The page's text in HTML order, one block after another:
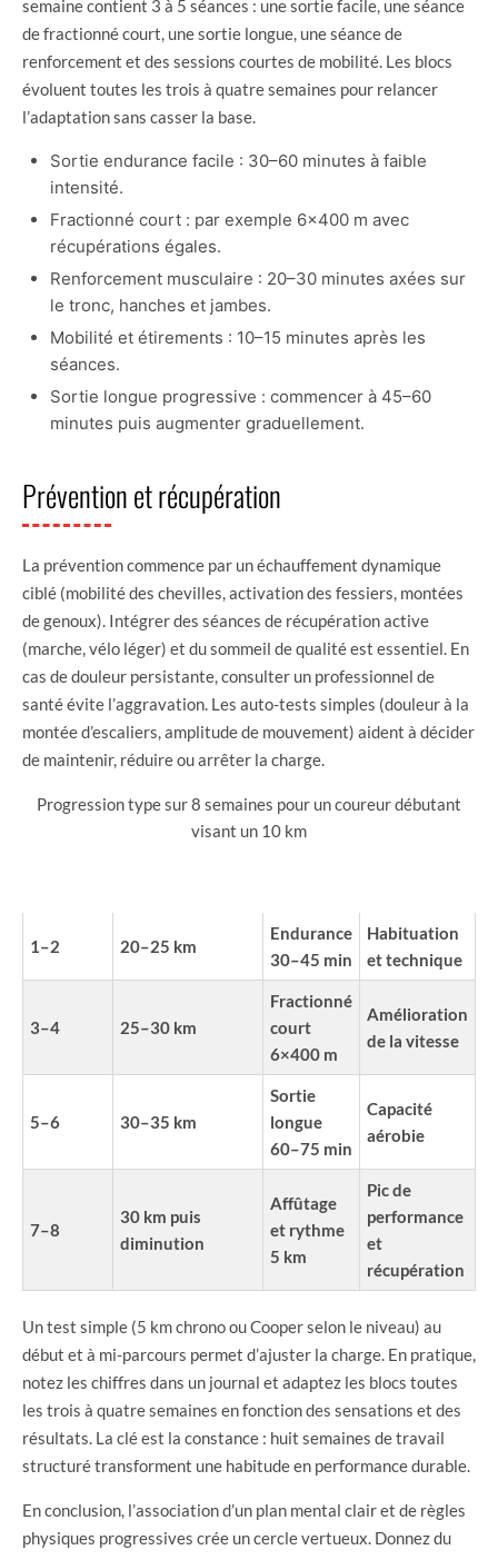
semaine contient 3 à 5 séances : une sortie facile, une séance
de fractionné court, une sortie longue, une séance de
renforcement et des sessions courtes de mobilité. Les blocs
évoluent toutes les trois à quatre semaines pour relancer
l’adaptation sans casser la base.
Sortie endurance facile : 30–60 minutes à faible
intensité.
Fractionné court : par exemple 6×400 m avec
récupérations égales.
Renforcement musculaire : 20–30 minutes axées sur
le tronc, hanches et jambes.
Mobilité et étirements : 10–15 minutes après les
séances.
Sortie longue progressive : commencer à 45–60
minutes puis augmenter graduellement.
Prévention et récupération
La prévention commence par un échauffement dynamique
ciblé (mobilité des chevilles, activation des fessiers, montées
de genoux). Intégrer des séances de récupération active
(marche, vélo léger) et du sommeil de qualité est essentiel. En
cas de douleur persistante, consulter un professionnel de
santé évite l’aggravation. Les auto-tests simples (douleur à la
montée d’escaliers, amplitude de mouvement) aident à décider
de maintenir, réduire ou arrêter la charge.
Progression type sur 8 semaines pour un coureur débutant
visant un 10 km
1–2 20–25 km
Endurance
30–45 min
Habituation
et technique
3–4 25–30 km
Fractionné
court
6×400 m
Amélioration
de la vitesse
5–6 30–35 km
Sortie
longue
60–75 min
Capacité
aérobie
7–8
30 km puis
diminution
Affûtage
et rythme
5 km
Pic de
performance
et
récupération
Un test simple (5 km chrono ou Cooper selon le niveau) au
début et à mi-parcours permet d’ajuster la charge. En pratique,
notez les chiffres dans un journal et adaptez les blocs toutes
les trois à quatre semaines en fonction des sensations et des
résultats. La clé est la constance : huit semaines de travail
structuré transforment une habitude en performance durable.
En conclusion, l’association d’un plan mental clair et de règles
physiques progressives crée un cercle vertueux. Donnez du